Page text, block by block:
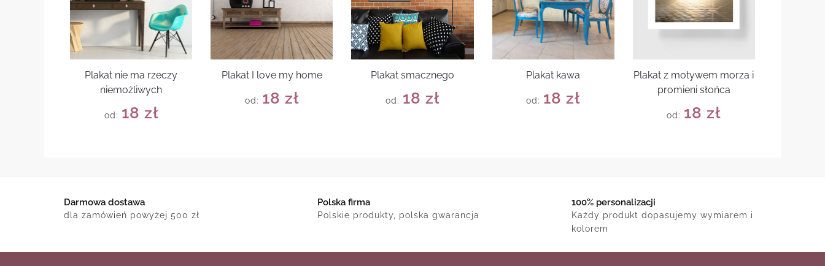
Plakat nie ma rzeczy
niemożliwych
od: 18 zł
Plakat I love my home
od: 18 zł
Plakat smacznego
od: 18 zł
Plakat kawa
od: 18zł
Plakat z motywem morza i
promieni słońca
od: 18zł
Darmowa dostawa
dla zamówień powyżej 500 zł
Polska firma
Polskie produkty, polska gwarancja
100% personalizacji
Każdy produkt dopasujemy wymiarem i
kolorem